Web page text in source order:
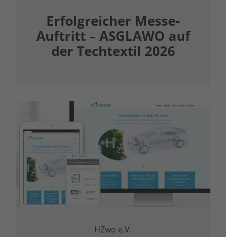
Erfolgreicher Messe-
Auftritt – ASGLAWO auf
der Techtextil 2026
HZwo e.V.